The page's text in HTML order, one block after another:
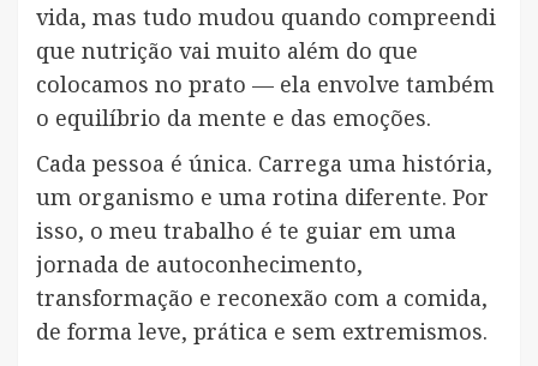
vida, mas tudo mudou quando compreendi
que nutrição vai muito além do que
colocamos no prato — ela envolve também
o equilíbrio da mente e das emoções.
Cada pessoa é única. Carrega uma história,
um organismo e uma rotina diferente. Por
isso, o meu trabalho é te guiar em uma
jornada de autoconhecimento,
transformação e reconexão com a comida,
de forma leve, prática e sem extremismos.